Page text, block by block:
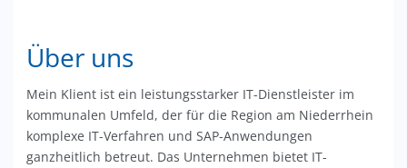
Über uns
Mein Klient ist ein leistungsstarker IT-Dienstleister im
kommunalen Umfeld, der für die Region am Niederrhein
komplexe IT-Verfahren und SAP-Anwendungen
ganzheitlich betreut. Das Unternehmen bietet IT-